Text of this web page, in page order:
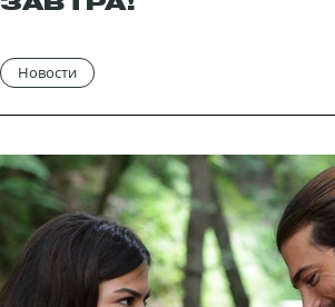
ЗАВТРА!
Новости